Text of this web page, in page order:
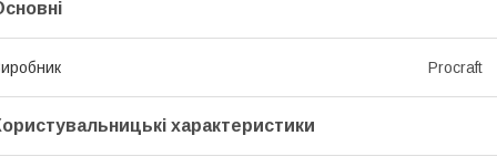
Procraft
характеристики